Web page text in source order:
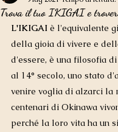
Trova il tuo IKIGAI e
L'IKIGAI è l'equivalente
della gioia di vivere e
d'essere, è una filosofia
al 14° secolo, uno stato
venire voglia di alzarci la
centenari di Okinawa
perché la loro vita ha un